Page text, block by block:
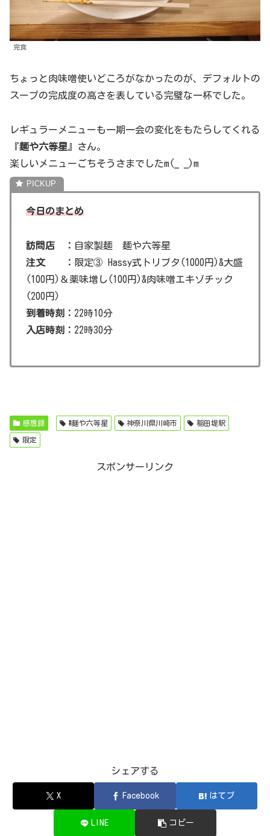
完食
ちょっと肉味噌使いどころがなかったのが、デフォルトの
スープの完成度の高さを表している完璧な一杯でした。
レギュラーメニューも一期一会の変化をもたらしてくれる
『麺や六等星』さん。
楽しいメニューごちそうさまでしたm(_ _)m
今日のまとめ
訪問店 ： 自家製麺 麺や六等星
注文 ： 限定③ Hassy式トリブタ(1000円)&大盛
(100円)＆薬味増し(100円)&肉味噌エキゾチック
(200円)
到着時刻： 22時10分
入店時刻： 22時30分
感想録 #麺や六等星 神奈川県川崎市 稲田堤駅
限定
スポンサーリンク
シェアする
X Facebook はてブ
LINE コピー